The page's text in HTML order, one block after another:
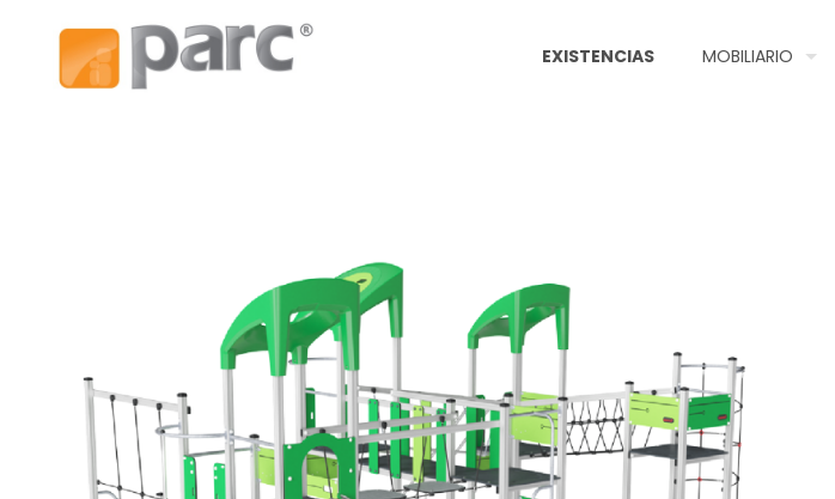
EXISTENCIAS MOBILIARIO